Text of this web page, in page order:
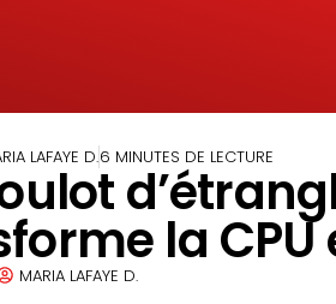
LAFAYE D.6 MINUTES DE LECTURE
la CPU
MARIA LAFAYE D.